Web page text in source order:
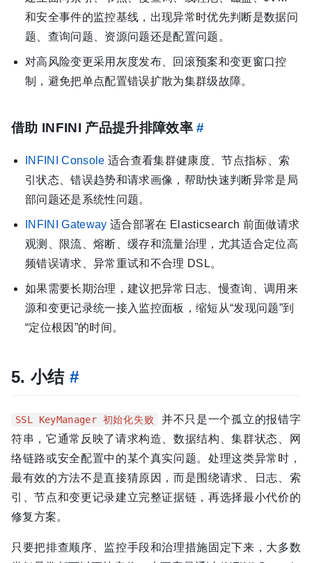
和安全事件的监控基线，出现异常时优先判断是数据问
题、查询问题、资源问题还是配置问题。
对高风险变更采用灰度发布、回滚预案和变更窗口控
制，避免把单点配置错误扩散为集群级故障。
借助 INFINI 产品提升排障效率#
INFINI Console 适合查看集群健康度、节点指标、索
引状态、错误趋势和请求画像，帮助快速判断异常是局
部问题还是系统性问题。
INFINI Gateway 适合部署在 Elasticsearch 前面做请求
观测、限流、熔断、缓存和流量治理，尤其适合定位高
频错误请求、异常重试和不合理 DSL。
如果需要长期治理，建议把异常日志、慢查询、调用来
源和变更记录统一接入监控面板，缩短从“发现问题”到
“定位根因”的时间。
5. 小结 #
SSL KeyManager 初始化失败
并不只是一个孤立的报错字
符串，它通常反映了请求构造、数据结构、集群状态、网
络链路或安全配置中的某个真实问题。处理这类异常时，
最有效的方法不是直接猜原因，而是围绕请求、日志、索
引、节点和变更记录建立完整证据链，再选择最小代价的
修复方案。
只要把排查顺序、监控手段和治理措施固定下来，大多数